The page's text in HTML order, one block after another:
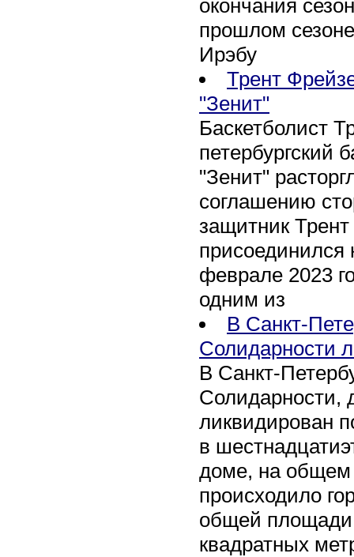
окончания
прошлом
Ирэбу
Трент
"Зенит"
Баскетболист
петербургский
"Зенит"
соглашению
защитник
присоединился
феврале 2023
одним из
В Санкт-
Солидарности
В Санкт-
Солидарности,
ликвидирован
в
доме, на общем
происходило
общей площади
квадратных